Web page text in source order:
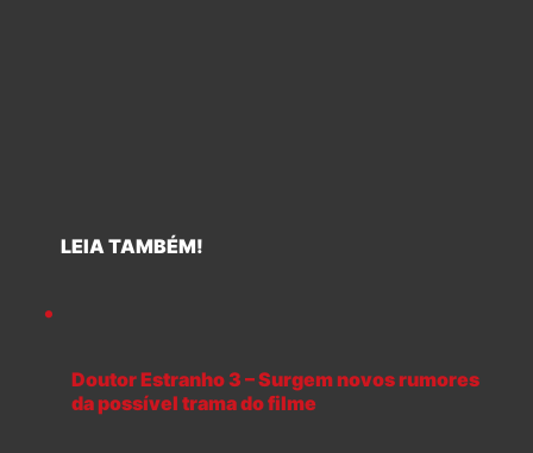
LEIA TAMBÉM!
Doutor Estranho 3 – Surgem novos rumores
da possível trama do filme